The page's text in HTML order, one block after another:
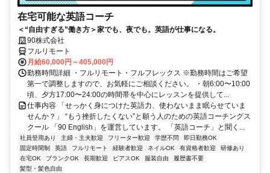
在宅可能な英語コーチ
＜“自由すぎる”働き方＞家でも、夜でも。英語が仕事になる。
90株式会社
フルリモート
月給60,000円～405,000円
勤務時間詳細 ・フルリモート・フルフレックス ※勤務時間はご希望
第一で調整しますので、お気軽にご相談ください。 ・朝6:00〜10:00
頃、夕方17:00〜24:00の時間帯を中心にレッスンを提供して...
仕事内容 「せっかく身につけた英語力、使わないまま眠らせていま
せんか？」 “もう挫折したくない”と願う人のための英語コーチングス
クール 「90 English」を運営しています。 「英語コーチ」と聞く...
社員登用あり 主婦・主夫歓迎 フリーター歓迎 学歴不問
即日勤務OK
固定時間制
英語 フルリモート 経験者歓迎 ネイルOK 有資格者歓迎
研修あり
在宅OK
ブランクOK 長期歓迎 ピアスOK 服装自由
履歴書不要
髪型・髪色自由